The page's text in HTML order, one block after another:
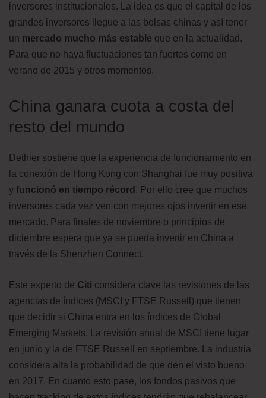
inversores institucionales. La idea es que el capital de los
grandes inversores llegue a las bolsas chinas y así tener
un mercado mucho más estable que en la actualidad.
Para que no haya fluctuaciones tan fuertes como en
verano de 2015 y otros momentos.
China ganara cuota a costa del
resto del mundo
Dethier sostiene que la experiencia de funcionamiento en
la conexión de Hong Kong con Shanghai fue muy positiva
y funcionó en tiempo récord . Por ello cree que muchos
inversores cada vez ven con mejores ojos invertir en ese
mercado. Para finales de noviembre o principios de
diciembre espera que ya se pueda invertir en China a
través de la Shenzhen Connect.
Este experto de Citi considera clave las revisiones de las
agencias de índices (MSCI y FTSE Russell) que tienen
que decidir si China entra en los índices de Global
Emerging Markets. La revisión anual de MSCI tiene lugar
en junio y la de FTSE Russell en septiembre. La industria
considera alta la probabilidad de que den el visto bueno
en 2017. En cuanto esto pase, los fondos pasivos que